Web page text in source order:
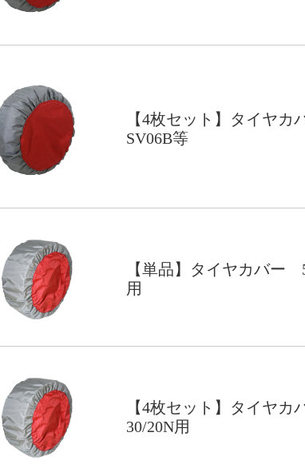
【4枚セット】タイヤ
SV06B等
【単品】タイヤカバー
用
【4枚セット】タイヤ
30/20N用